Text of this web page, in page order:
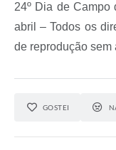
24º Dia de
abril – Todos os
de reprodução sem
GOSTEI